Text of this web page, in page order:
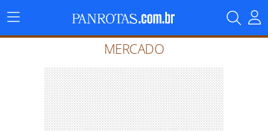
Menu
Principal
MERCADO